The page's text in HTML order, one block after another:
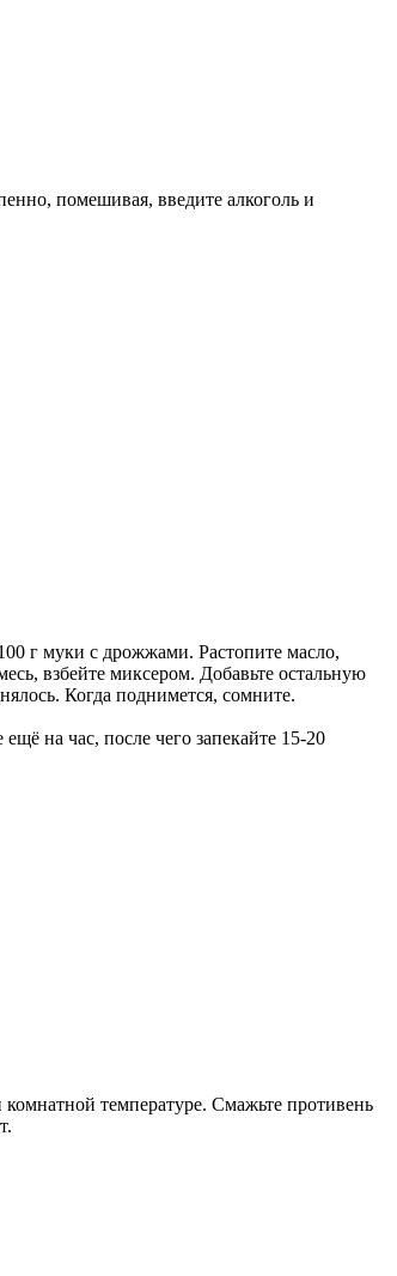
помешивая, введите алкоголь и
г муки с дрожжами. Растопите масло,
взбейте миксером. Добавьте остальную
Когда поднимется, сомните.
на час, после чего запекайте 15-20
комнатной температуре. Смажьте противень